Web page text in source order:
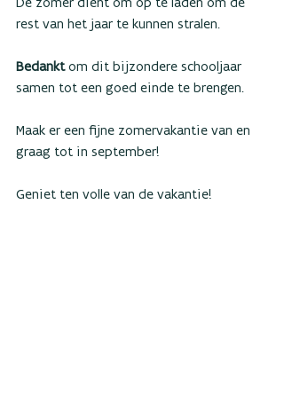
rest van het jaar te kunnen stralen.
Bedankt om dit bijzondere schooljaar
samen tot een goed einde te brengen.
Maak er een fijne zomervakantie van en
graag tot in september!
Geniet ten volle van de vakantie!